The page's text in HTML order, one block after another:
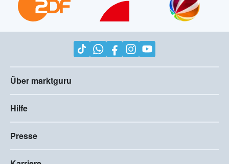
Über marktguru
Hilfe
Presse